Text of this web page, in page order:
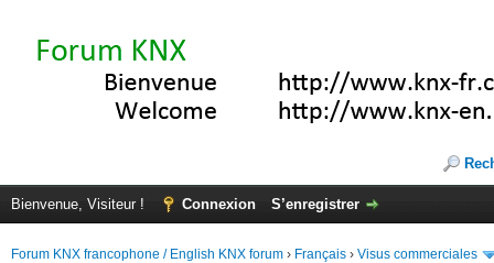
Bienvenue, Visiteur ! Connexion S’enregistrer
Forum KNX francophone / English KNX forum › Français › Visus commerciales